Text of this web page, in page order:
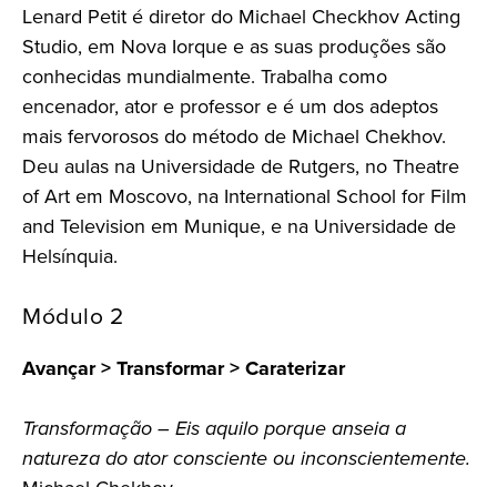
Lenard Petit é diretor do Michael Checkhov Acting
Studio, em Nova Iorque e as suas produções são
conhecidas mundialmente. Trabalha como
encenador, ator e professor e é um dos adeptos
mais fervorosos do método de Michael Chekhov.
Deu aulas na Universidade de Rutgers, no Theatre
of Art em Moscovo, na International School for Film
and Television em Munique, e na Universidade de
Helsínquia.
Módulo 2
Avançar > Transformar > Caraterizar
Transformação – Eis aquilo porque anseia a
natureza do ator consciente ou inconscientemente.